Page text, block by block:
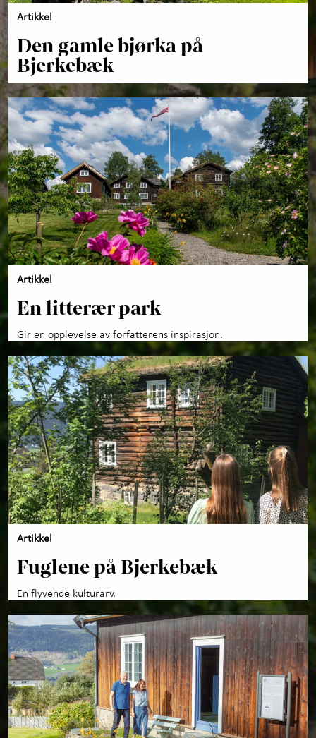
Artikkel
Den gamle bjørka på
Bjerkebæk
Artikkel
En litterær park
Gir en opplevelse av forfatterens inspirasjon.
Artikkel
Fuglene på Bjerkebæk
En flyvende kulturarv.